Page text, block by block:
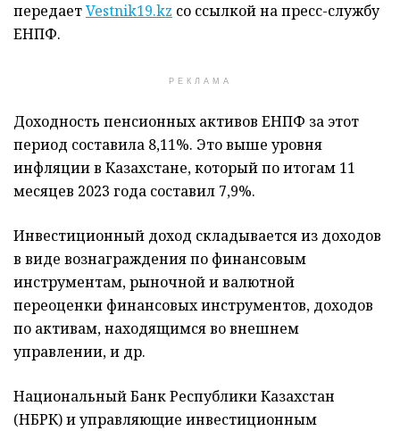
передаетVestnik19.kz cо ссылкой на пресс-службу
ЕНПФ.
РЕКЛАМА
Доходность пенсионных активов ЕНПФ за этот
период составила 8,11%. Это выше уровня
инфляции в Казахстане, который по итогам 11
месяцев 2023 года составил 7,9%.
Инвестиционный доход складывается из доходов
в виде вознаграждения по финансовым
инструментам, рыночной и валютной
переоценки финансовых инструментов, доходов
по активам, находящимся во внешнем
управлении, и др.
Национальный Банк Республики Казахстан
(НБРК) и управляющие инвестиционным